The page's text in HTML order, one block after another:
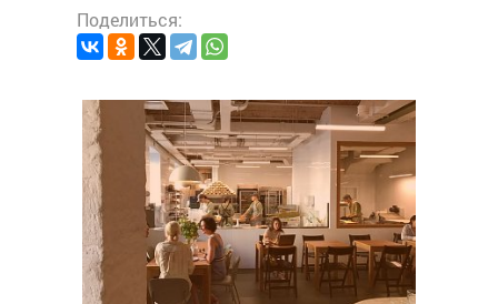
Поделиться: